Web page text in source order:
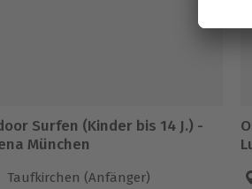
Surfen (Kinder bis 14 J.) -
München
Taufkirchen (Anfänger)